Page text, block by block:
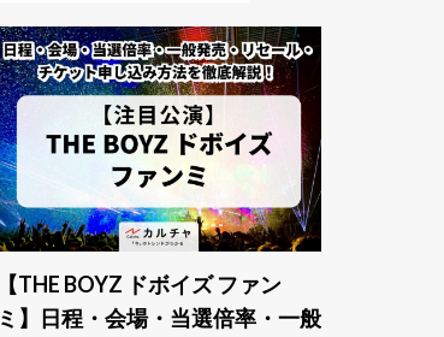
【THE BOYZ ドボイズ ファン
ミ】日程・会場・当選倍率・一般